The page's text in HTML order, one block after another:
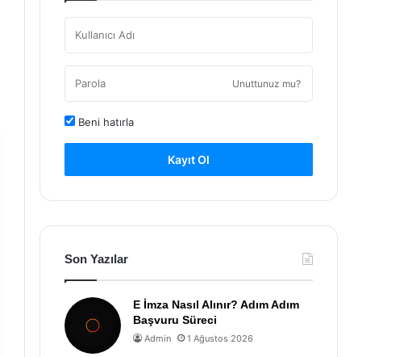
Unuttunuz mu?
Beni hatırla
Kayıt Ol
Son Yazılar
E İmza Nasıl Alınır? Adım Adım
Başvuru Süreci
Admin 1 Ağustos 2026